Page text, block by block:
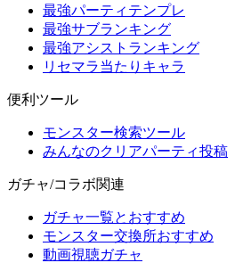
最強パーティテンプレ
最強サブランキング
最強アシストランキング
リセマラ当たりキャラ
便利ツール
モンスター検索ツール
みんなのクリアパーティ投稿
ガチャ/コラボ関連
ガチャ一覧とおすすめ
モンスター交換所おすすめ
動画視聴ガチャ